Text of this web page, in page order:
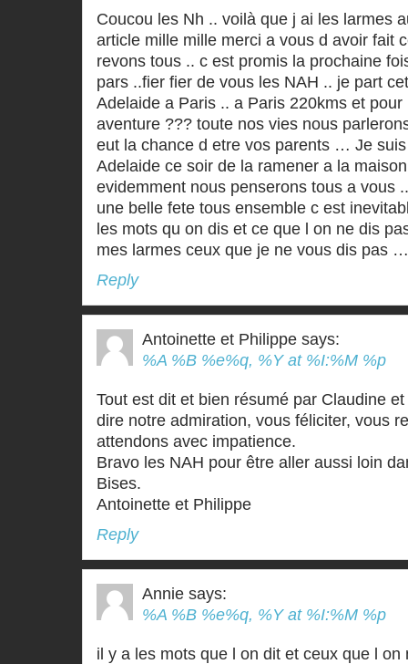
Coucou les Nh .. voilà que j ai les larmes
article mille mille merci a vous d avoir fait
revons tous .. c est promis la prochaine
pars ..fier fier de vous les NAH .. je part
Adelaide a Paris .. a Paris 220kms et
aventure ??? toute nos vies nous
eut la chance d etre vos parents … Je
Adelaide ce soir de la ramener a la
evidemment nous penserons tous a vous
une belle fete tous ensemble c est
les mots qu on dis et ce que l on ne dis
mes larmes ceux que je ne vous dis pas
Reply
Antoinette et Philippe says:
%A %B %e%q, %Y at %I:%M %p
Tout est dit et bien résumé par Claudine
dire notre admiration, vous féliciter, vous
attendons avec impatience.
Bravo les NAH pour être aller aussi loin
Bises.
Antoinette et Philippe
Reply
Annie says:
%A %B %e%q, %Y at %I:%M %p
il y a les mots que l on dit et ceux que l on